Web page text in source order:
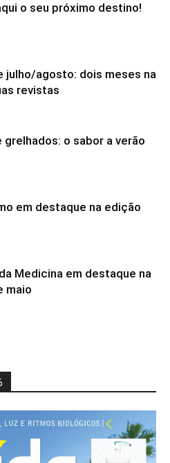
o seu próximo destino!
julho/agosto: dois meses na
revistas
grelhados: o sabor a verão
em destaque na edição
Medicina em destaque na
maio